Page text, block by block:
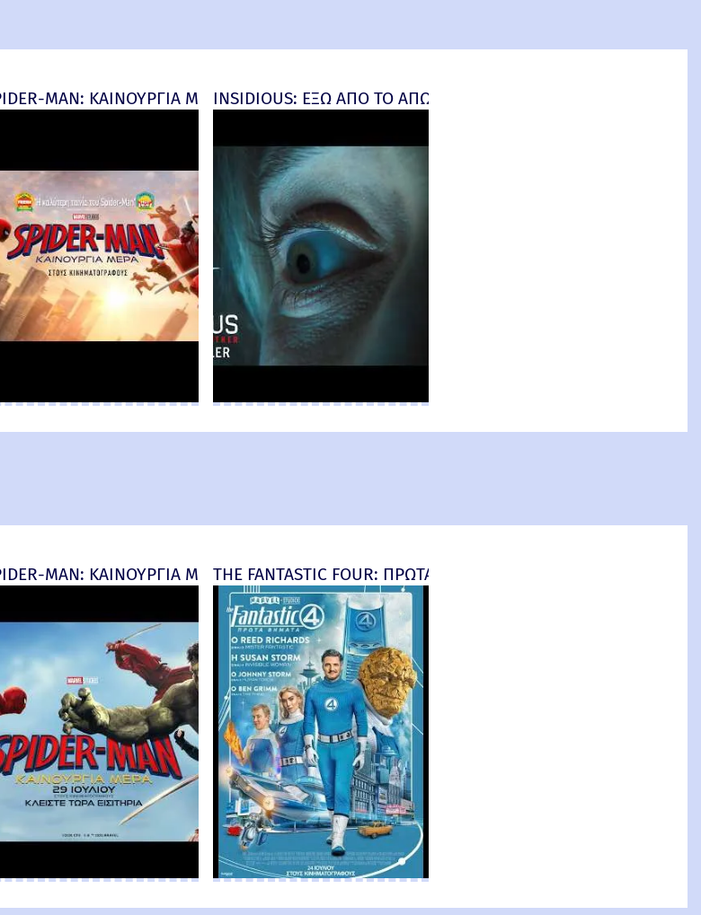
MAN: ΚΑΙΝΟΥΡΓΙΑ ΜΕΡΑ (Spider-Man: Brand New Day) Review
INSIDIOUS: ΕΞΩ ΑΠΟ ΤΟ ΑΠΩΤΕΡΟ (Insidious: Out of the
MAN: ΚΑΙΝΟΥΡΓΙΑ ΜΕΡΑ (Spider-Man: Brand New Day) New Threat
THE FANTASTIC FOUR: ΠΡΩΤΑ ΒΗΜΑΤΑ - final